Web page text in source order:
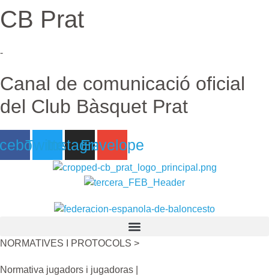
Ir
al
CB Prat
-
Canal de comunicació oficial
del Club Bàsquet Prat
TwitterInstagram
Envelope
NORMATIVES I PROTOCOLS >
Normativa jugadors i jugadoras |